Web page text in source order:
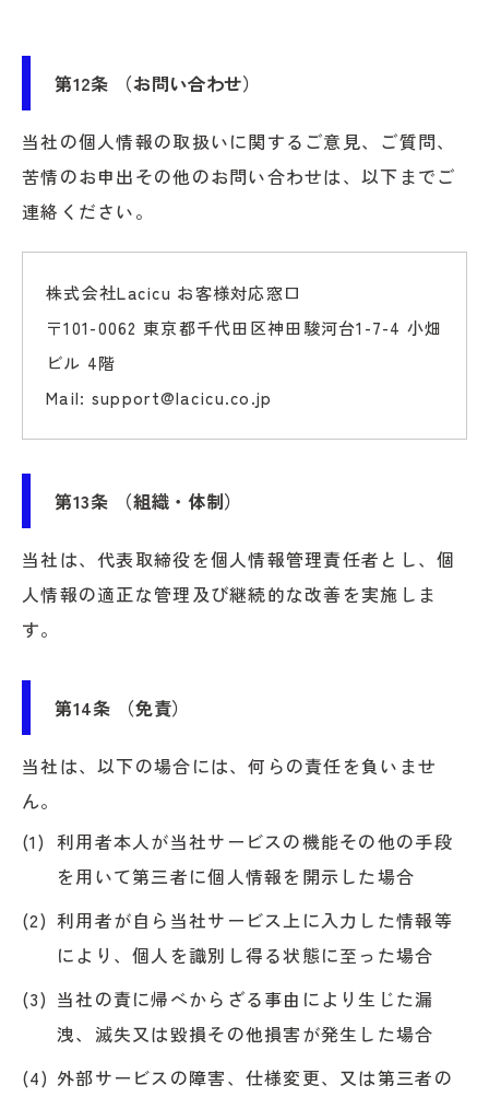
第12条 （お問い合わせ）
当社の個人情報の取扱いに関するご意見、ご質問、
苦情のお申出その他のお問い合わせは、以下までご
連絡ください。
株式会社Lacicu お客様対応窓口
〒101-0062 東京都千代田区神田駿河台1-7-4 小畑
ビル 4階
Mail: support@lacicu.co.jp
第13条 （組織・体制）
当社は、代表取締役を個人情報管理責任者とし、個
人情報の適正な管理及び継続的な改善を実施しま
す。
第14条 （免責）
当社は、以下の場合には、何らの責任を負いませ
ん。
利用者本人が当社サービスの機能その他の手段
を用いて第三者に個人情報を開示した場合
利用者が自ら当社サービス上に入力した情報等
により、個人を識別し得る状態に至った場合
当社の責に帰べからざる事由により生じた漏
洩、滅失又は毀損その他損害が発生した場合
外部サービスの障害、仕様変更、又は第三者の